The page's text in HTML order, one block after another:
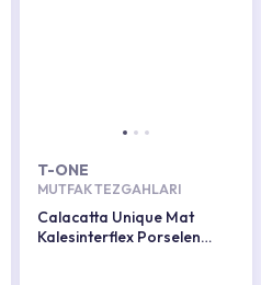
T-ONE
MUTFAK TEZGAHLARI
Calacatta Unique Mat
Kalesinterflex Porselen